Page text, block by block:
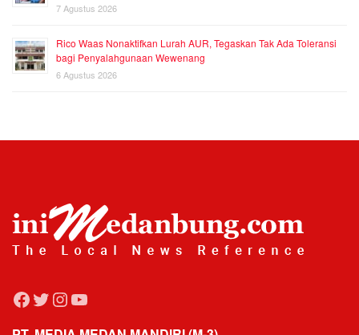
7 Agustus 2026
Rico Waas Nonaktifkan Lurah AUR, Tegaskan Tak Ada Toleransi
bagi Penyalahgunaan Wewenang
6 Agustus 2026
Facebook
Twitter
Instagram
YouTube